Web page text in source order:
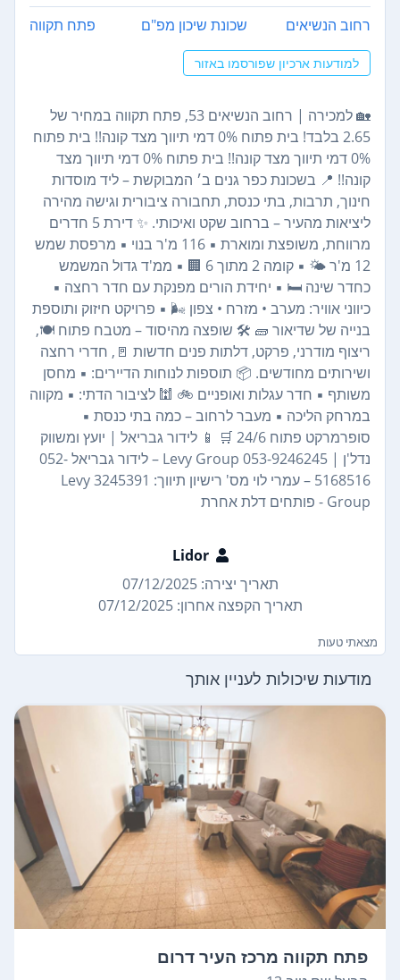
רחוב הנשיאים שכונת שיכון מפ"ם פתח תקווה
למודעות ארכיון שפורסמו באזור
🏡 למכירה | רחוב הנשיאים 53, פתח תקווה במחיר של
2.65 בלבד! בית פתוח 0% דמי תיווך מצד קונה!! בית פתוח
0% דמי תיווך מצד קונה!! בית פתוח 0% דמי תיווך מצד
קונה!! 📍 בשכונת כפר גנים ב׳ המבוקשת – ליד מוסדות
חינוך, תרבות, בתי כנסת, תחבורה ציבורית וגישה מהירה
ליציאות מהעיר – ברחוב שקט ואיכותי. ✨ דירת 5 חדרים
מרווחת, משופצת ומוארת ▪️ 116 מ'ר בנוי ▪️ מרפסת שמש
12 מ'ר 🌤️ ▪️ קומה 2 מתוך 6 🏢 ▪️ ממ'ד גדול המשמש
כחדר שינה 🛏️ ▪️ יחידת הורים מפנקת עם חדר רחצה ▪️
כיווני אוויר: מערב • מזרח • צפון 🌬️ ▪️ פרויקט חיזוק ותוספת
בנייה של שדיאור 🧱 🛠️ שופצה מהיסוד – מטבח פתוח 🍽️,
ריצוף מודרני, פרקט, דלתות פנים חדשות 🚪, חדרי רחצה
ושירותים מחודשים. 📦 תוספות לנוחות הדיירים: ▪️ מחסן
משותף ▪️ חדר עגלות ואופניים 🚲 🕍 לציבור הדתי: ▪️ מקווה
במרחק הליכה ▪️ מעבר לרחוב – כמה בתי כנסת ▪️
סופרמרקט פתוח 24/6 🛒 📱 לידור גבריאל | יועץ ומשווק
נדל'ן | Levy Group 053-9246245 – לידור גבריאל 052-
5168516 – עמרי לוי מס' רישיון תיווך: 3245391 Levy
Group - פותחים דלת אחרת
Lidor
תאריך יצירה: 07/12/2025
תאריך הקפצה אחרון: 07/12/2025
מצאתי טעות
מודעות שיכולות לעניין אותך
פתח תקווה מרכז העיר דרום